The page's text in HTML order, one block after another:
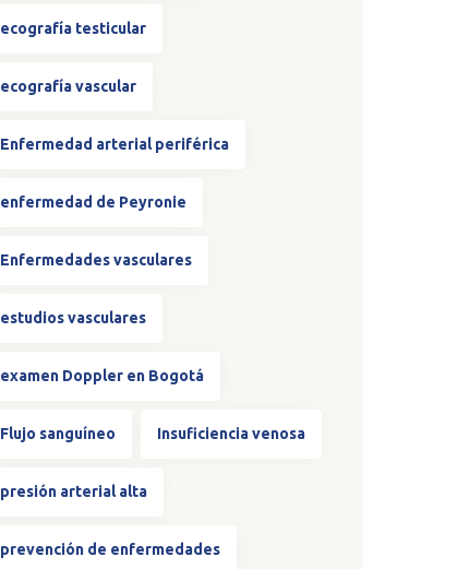
ecografía testicular
ecografía vascular
Enfermedad arterial periférica
enfermedad de Peyronie
Enfermedades vasculares
estudios vasculares
examen Doppler en Bogotá
Flujo sanguíneo Insuficiencia venosa
presión arterial alta
prevención de enfermedades